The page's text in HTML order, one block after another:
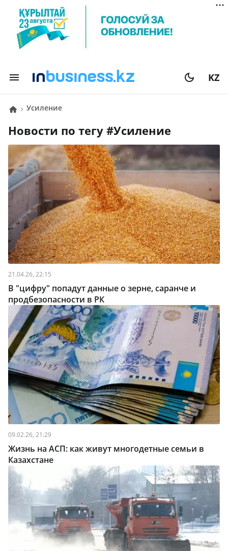
KZ
Усиление
Новости по тегу # Усиление
21.04.26, 22:15
В "цифру" попадут данные о зерне, саранче и
продбезопасности в РК
09.02.26, 21:29
Жизнь на АСП: как живут многодетные семьи в
Казахстане